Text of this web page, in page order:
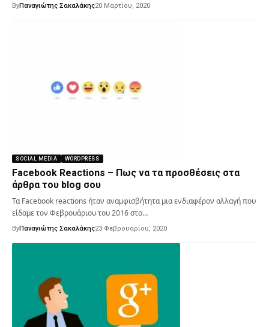
ByΠαναγιώτης Σακαλάκης20 Μαρτίου, 2020
SOCIAL MEDIA WORDPRESS
Facebook Reactions – Πως να τα προσθέσεις στα
άρθρα του blog σου
Τα Facebook reactions ήταν αναμφισβήτητα μια ενδιαφέρον αλλαγή που
είδαμε τον Φεβρουάριου του 2016 στο…
ByΠαναγιώτης Σακαλάκης23 Φεβρουαρίου, 2020